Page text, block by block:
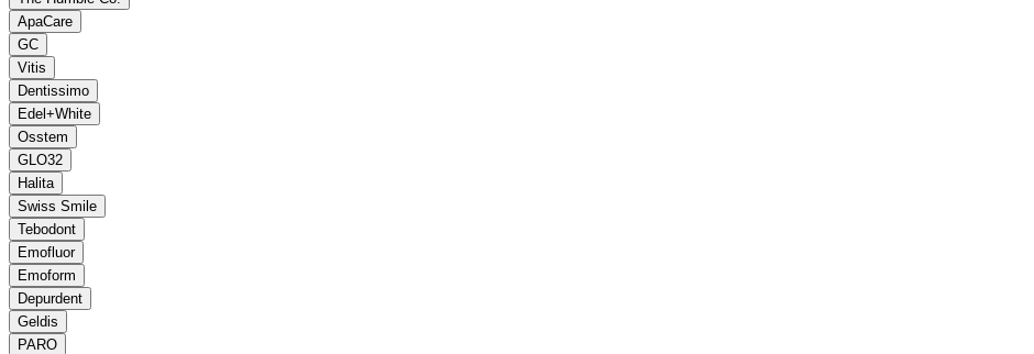
ApaCare
GC
Vitis
Dentissimo
Edel+White
Osstem
GLO32
Halita
Swiss Smile
Tebodont
Emofluor
Emoform
Depurdent
Geldis
PARO